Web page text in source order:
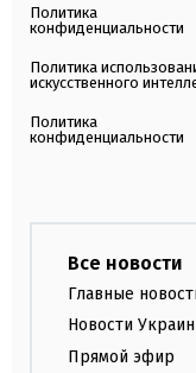
Политика
конфиденциальности
Политика
искусственного
Политика
конфиденциальности
Все новости
Главные
Новости
Прямой эфир